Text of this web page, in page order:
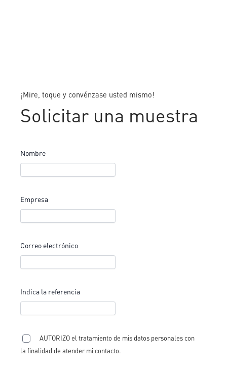
¡Mire, toque y convénzase usted mismo!
Solicitar una muestra
Nombre
Empresa
Correo electrónico
Indica la referencia
AUTORIZO el tratamiento de mis datos personales con
la finalidad de atender mi contacto.